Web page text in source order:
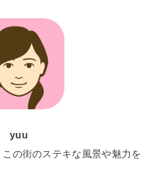
yuu
の街のステキな風景や魅力を